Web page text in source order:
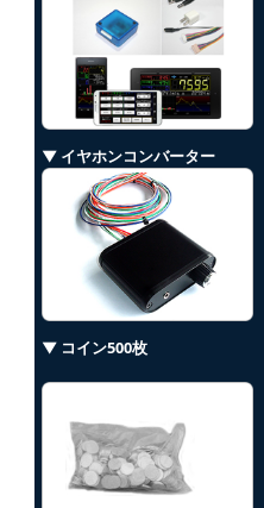
▼ イヤホンコンバーター
▼ コイン500枚